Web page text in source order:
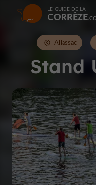
LE GUIDE DE LA
CORRÈZE
Stand
Allassac